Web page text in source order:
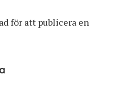
för att publicera en